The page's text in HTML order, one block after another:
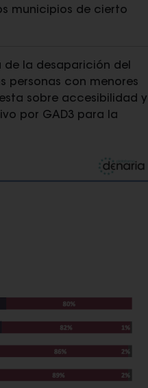
municipios de cierto
de la desaparición del
personas con menores
sobre accesibilidad y
por GAD3 para la